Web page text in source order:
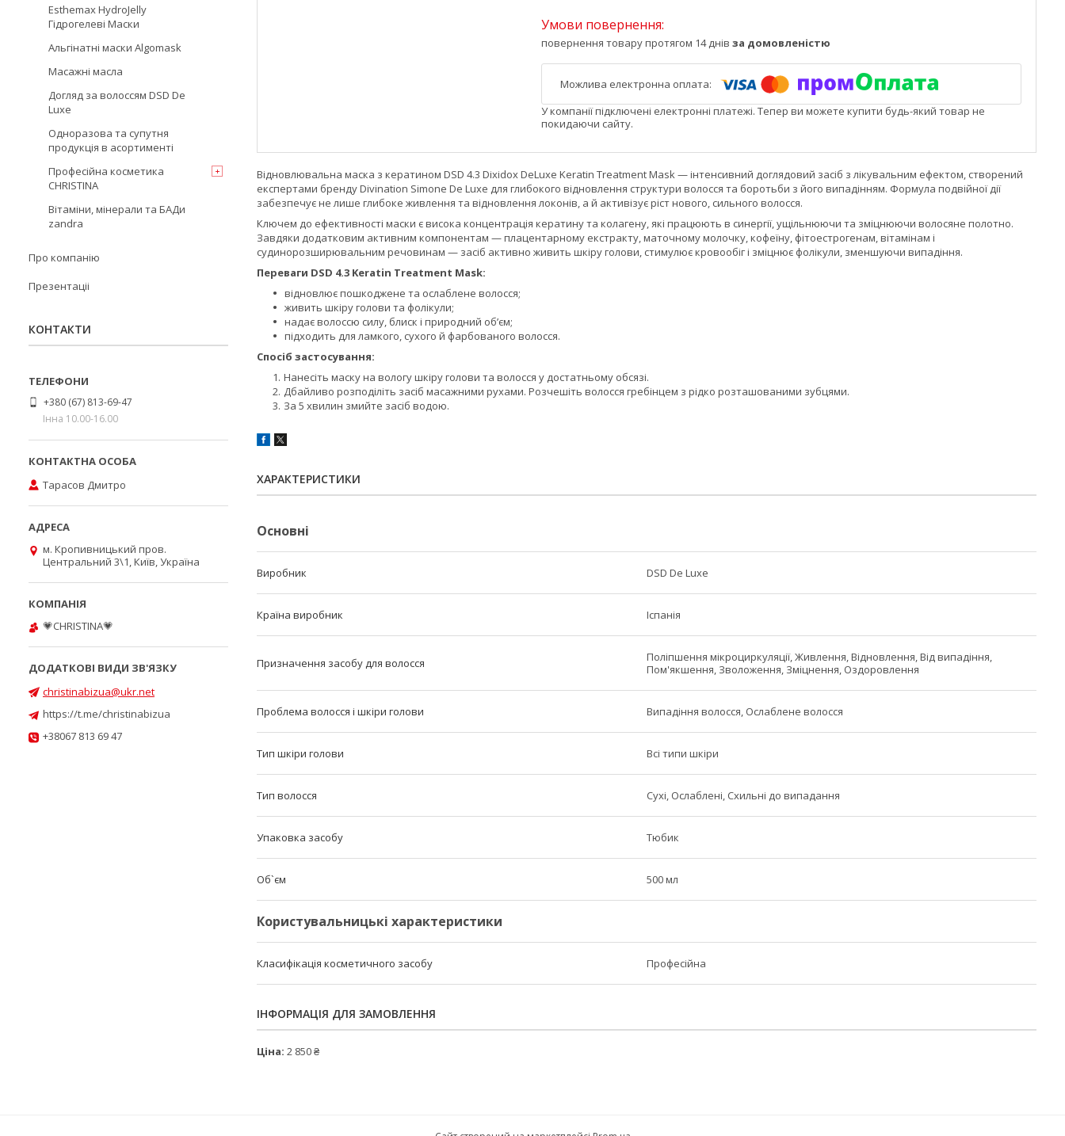
повернення товару протягом 14 днів за домовленістю
У компанії підключені електронні платежі. Тепер ви можете купити будь-який товар не
покидаючи сайту.
Відновлювальна маска з кератином DSD 4.3 Dixidox DeLuxe Keratin Treatment Mask — інтенсивний доглядовий засіб з лікувальним ефектом, створений
експертами бренду Divination Simone De Luxe для глибокого відновлення структури волосся та боротьби з його випадінням. Формула подвійної дії
забезпечує не лише глибоке живлення та відновлення локонів, а й активізує ріст нового, сильного волосся.
Ключем до ефективності маски є висока концентрація кератину та колагену, які працюють в синергії, ущільнюючи та зміцнюючи волосяне полотно.
Завдяки додатковим активним компонентам — плацентарному екстракту, маточному молочку, кофеїну, фітоестрогенам, вітамінам і
судинорозширювальним речовинам — засіб активно живить шкіру голови, стимулює кровообіг і зміцнює фолікули, зменшуючи випадіння.
Переваги DSD 4.3 Keratin Treatment Mask:
відновлює пошкоджене та ослаблене волосся;
живить шкіру голови та фолікули;
надає волоссю силу, блиск і природний об’єм;
підходить для ламкого, сухого й фарбованого волосся.
Спосіб застосування:
Нанесіть маску на вологу шкіру голови та волосся у достатньому обсязі.
Дбайливо розподіліть засіб масажними рухами. Розчешіть волосся гребінцем з рідко розташованими зубцями.
За 5 хвилин змийте засіб водою.
ХАРАКТЕРИСТИКИ
Основні
Виробник DSD De Luxe
Країна виробник Іспанія
Призначення засобу для волосся
Поліпшення мікроциркуляції, Живлення, Відновлення, Від випадіння,
Пом'якшення, Зволоження, Зміцнення, Оздоровлення
Проблема волосся і шкіри голови Випадіння волосся, Ослаблене волосся
Тип шкіри голови Всі типи шкіри
Тип волосся Сухі, Ослаблені, Схильні до випадання
Упаковка засобу Тюбик
Об`єм 500 мл
Користувальницькі характеристики
Класифікація косметичного засобу Професійна
ІНФОРМАЦІЯ ДЛЯ ЗАМОВЛЕННЯ
Ціна: 2 850 ₴
Esthemax HydroJelly
Гідрогелеві Маски
Альгінатні маски Algomask
Масажні масла
Догляд за волоссям DSD De
Luxe
Одноразова та супутня
продукція в асортименті
Професійна косметика
CHRISTINA
Вітаміни, мінерали та БАДи
zandra
Про компанію
Презентаціі
КОНТАКТИ
+380 (67) 813-69-47
Інна 10.00-16.00
Тарасов Дмитро
м. Кропивницький пров.
Центральний 3\1, Київ, Україна
💗CHRISTINA💗
christinabizua@ukr.net
https://t.me/christinabizua
+38067 813 69 47